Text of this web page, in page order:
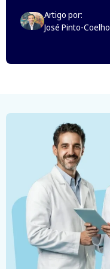
Artigo por:
José Pinto-Coelho